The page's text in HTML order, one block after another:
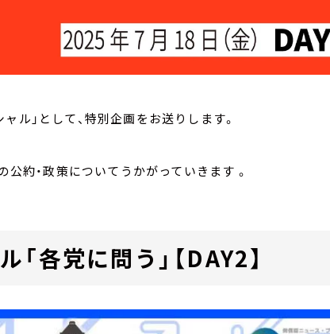
ル」として、特別企画をお送りします。
約・政策についてうかがっていきます 。
各党に問う」【DAY2】